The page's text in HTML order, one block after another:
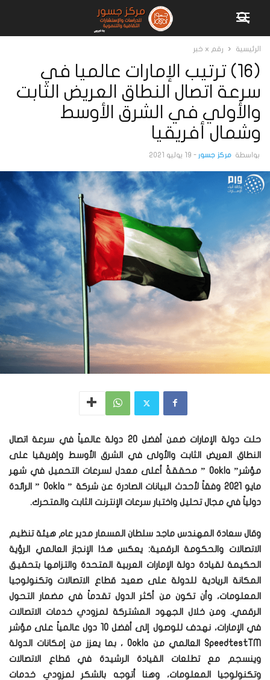
الرئيسية رقم x خبر
(16) ترتيب الإمارات عالميا في
سرعة اتصال النطاق العريض الثابت
والأولي في الشرق الأوسط
وشمال أفريقيا
بواسطة مركز جسور - 19 يوليو 2021
حلت دولة الإمارات ضمن أفضل 20 دولة عالمياً في سرعة اتصال
النطاق العريض الثابت والأولى في الشرق الأوسط وإفريقيا على
مؤشر” Ookla ” محققةً أعلى معدل لسرعات التحميل في شهر
مايو 2021 وفقاً لأحدث البيانات الصادرة عن شركة ” Ookla ” الرائدة
دولياً في مجال تحليل واختبار سرعات الإنترنت الثابت والمتحرك.
وقال سعادة المهندس ماجد سلطان المسمار مدير عام هيئة تنظيم
الاتصالات والحكومة الرقمية: يعكس هذا الإنجاز العالمي الرؤية
الحكيمة لقيادة دولة الإمارات العربية المتحدة والتزامها بتحقيق
المكانة الريادية للدولة على صعيد قطاع الاتصالات وتكنولوجيا
المعلومات، وأن تكون من أكثر الدول تقدماً في مضمار التحول
الرقمي. ومن خلال الجهود المشتركة لمزودي خدمات الاتصالات
في الإمارات، نهدف للوصول إلى أفضل 10 دول عالمياً على مؤشر
SpeedtestTM العالمي من Ookla ، بما يعزز من إمكانات الدولة
وينسجم مع تطلعات القيادة الرشيدة في قطاع الاتصالات
وتكنولوجيا المعلومات، وهنا أتوجه بالشكر لمزودي خدمات